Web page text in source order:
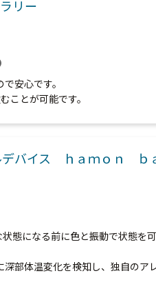
リー
安心です。
ことが可能です。
バイス ｈａｍｏｎ ｂ
態になる前に色と振動で状態を
部体温変化を検知し、独自のア